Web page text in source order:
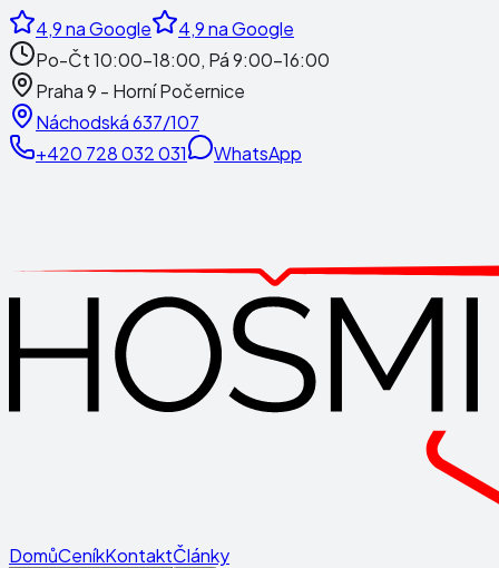
4,9na Google 4,9na Google
Po-Čt 10:00-18:00, Pá 9:00-16:00
Praha 9 - Horní Počernice
Náchodská 637/107
+420 728 032 031
WhatsApp
DomůCeníkKontaktČlánky